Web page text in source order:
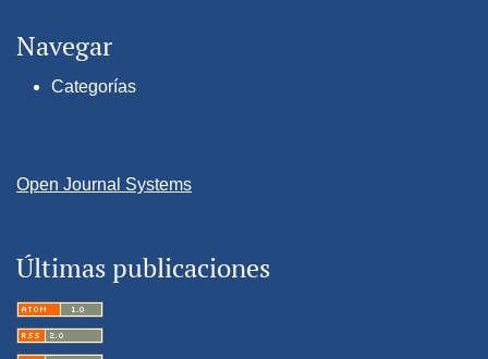
Navegar
Categorías
Open Journal Systems
Últimas publicaciones